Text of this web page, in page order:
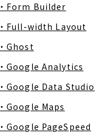
・Form Builder
・Full-width Layout
・Ghost
・Google Analytics
・Google Data Studio
・Google Maps
・Google PageSpeed